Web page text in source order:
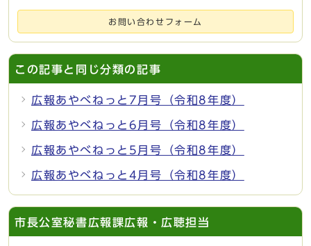
お問い合わせフォーム
この記事と同じ分類の記事
広報あやべねっと7月号（令和8年度）
広報あやべねっと6月号（令和8年度）
広報あやべねっと5月号（令和8年度）
広報あやべねっと4月号（令和8年度）
市長公室秘書広報課広報・広聴担当